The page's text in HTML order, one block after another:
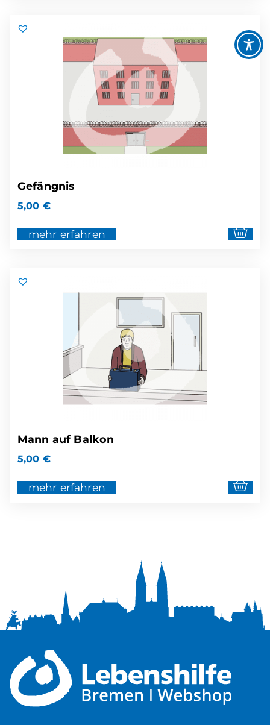
Gefängnis
5,00 €
mehr erfahren
Mann auf Balkon
5,00 €
mehr erfahren